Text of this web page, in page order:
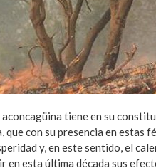
tiene en su
que con su presencia en estas
y, en este sentido, el
en esta última década sus